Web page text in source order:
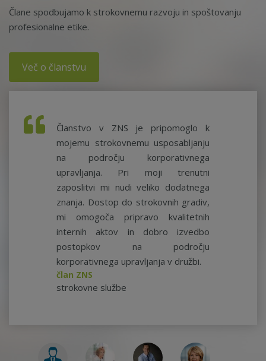
Člane spodbujamo k strokovnemu razvoju in spoštovanju
profesionalne etike.
Več o članstvu
Članstvo v ZNS je pripomoglo k
mojemu strokovnemu usposabljanju
na področju korporativnega
upravljanja. Pri moji trenutni
zaposlitvi mi nudi veliko dodatnega
znanja. Dostop do strokovnih gradiv,
mi omogoča pripravo kvalitetnih
internih aktov in dobro izvedbo
postopkov na področju
korporativnega upravljanja v družbi.
član ZNS
strokovne službe